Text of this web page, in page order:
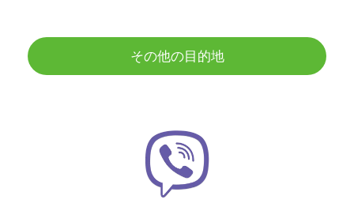
その他の目的地